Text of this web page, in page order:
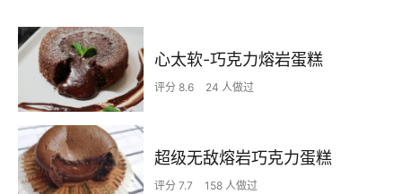
心太软-巧克力熔岩蛋糕
评分 8.6 24 人做过
超级无敌熔岩巧克力蛋糕
评分 7.7 158 人做过